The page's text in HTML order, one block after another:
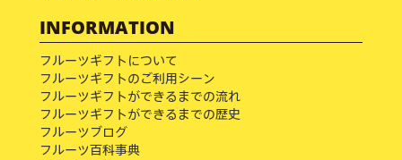
INFORMATION
フルーツギフトについて
フルーツギフトのご利用シーン
フルーツギフトができるまでの流れ
フルーツギフトができるまでの歴史
フルーツブログ
フルーツ百科事典